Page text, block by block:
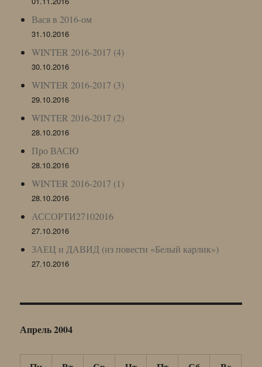
Вася в 2016-ом
31.10.2016
WINTER 2016-2017 (4)
30.10.2016
WINTER 2016-2017 (3)
29.10.2016
WINTER 2016-2017 (2)
28.10.2016
Про ВАСЮ
28.10.2016
WINTER 2016-2017 (1)
28.10.2016
АССОРТИ27102016
27.10.2016
ЗАЕЦ и ДАВИД (из повести «Белый карлик»)
27.10.2016
Апрель 2004